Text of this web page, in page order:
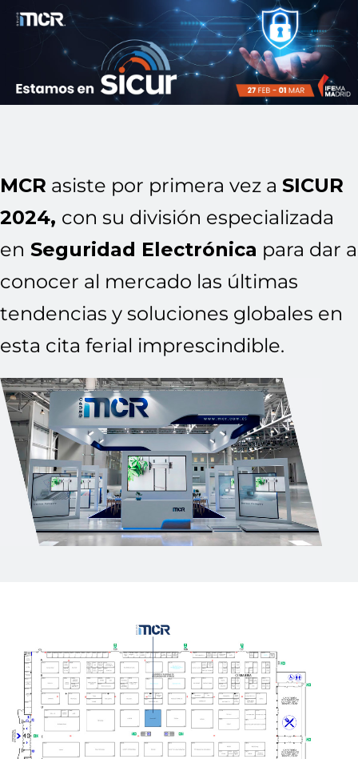
MCR asiste por primera vez a SICUR
2024, con su división especializada
en Seguridad Electrónica para dar a
conocer al mercado las últimas
tendencias y soluciones globales en
esta cita ferial imprescindible.